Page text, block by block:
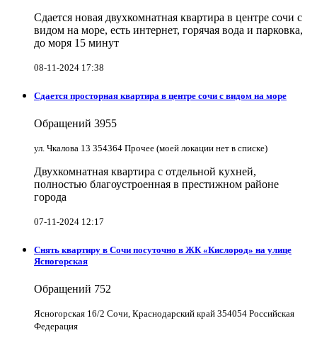
Сдается новая двухкомнатная квартира в центре сочи с
видом на море, есть интернет, горячая вода и парковка,
до моря 15 минут
08-11-2024 17:38
Сдается просторная квартира в центре сочи с видом на море
Обращений 3955
ул. Чкалова 13 354364 Прочее (моей локации нет в списке)
Двухкомнатная квартира с отдельной кухней,
полностью благоустроенная в престижном районе
города
07-11-2024 12:17
Снять квартиру в Cочи посуточно в ЖК «Кислород» на улице
Ясногорская
Обращений 752
Ясногорская 16/2 Сочи, Краснодарский край 354054 Российская
Федерация